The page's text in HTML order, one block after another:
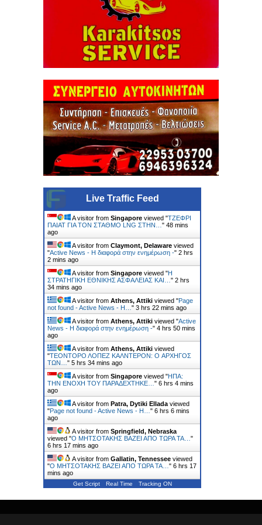
Live Traffic Feed
A visitor from Singapore viewed "ΤΖΕΦΡΙ
ΠΑΙΑΤ ΓΙΑ ΤΟΝ ΣΤΑΘΜΟ LNG ΣΤΗΝ… " 48 mins
ago
A visitor from Claymont, Delaware viewed
"Active News - Η διαφορά στην ενημέρωση -" 2 hrs
2 mins ago
A visitor from Singapore viewed "Η
ΣΤΡΑΤΗΓΙΚΗ ΕΘΝΙΚΗΣ ΑΣΦΑΛΕΙΑΣ ΚΑΙ… " 2 hrs
34 mins ago
A visitor from Athens, Attiki viewed "Page
not found - Active News - Η… " 3 hrs 22 mins ago
A visitor from Athens, Attiki viewed "Active
News - Η διαφορά στην ενημέρωση -" 4 hrs 50 mins
ago
A visitor from Athens, Attiki viewed
"ΤΕΟΝΤΟΡΟ ΛΟΠΕΖ ΚΑΛΝΤΕΡΟΝ: O ΑΡΧΗΓΟΣ
ΤΩΝ… " 5 hrs 34 mins ago
A visitor from Singapore viewed "ΗΠΑ:
ΤΗΝ ΕΝΟΧH ΤΟΥ ΠΑΡΑΔEΧΤΗΚΕ… " 6 hrs 4 mins
ago
A visitor from Patra, Dytiki Ellada viewed
"Page not found - Active News - Η… " 6 hrs 6 mins
ago
A visitor from Springfield, Nebraska
viewed "Ο ΜΗΤΣΟΤΑΚΗΣ ΒΑΖΕΙ ΑΠΟ ΤΩΡΑ ΤΑ… "
6 hrs 17 mins ago
A visitor from Gallatin, Tennessee viewed
"Ο ΜΗΤΣΟΤΑΚΗΣ ΒΑΖΕΙ ΑΠΟ ΤΩΡΑ ΤΑ… " 6 hrs 17
mins ago
Get Script Real Time Tracking ON